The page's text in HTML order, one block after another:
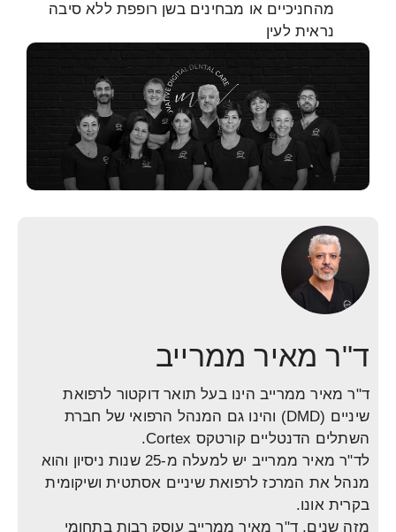
מהחניכיים או מבחינים בשן רופפת ללא סיבה
נראית לעין
ד"ר מאיר ממרייב
ד"ר מאיר ממרייב הינו בעל תואר דוקטור לרפואת
שיניים (DMD) והינו גם המנהל הרפואי של חברת
השתלים הדנטליים קורטקס Cortex.
לד"ר מאיר ממרייב יש למעלה מ-25 שנות ניסיון והוא
מנהל את המרכז לרפואת שיניים אסתטית ושיקומית
בקרית אונו.
מזה שנים, ד"ר מאיר ממרייב עוסק רבות בתחומי